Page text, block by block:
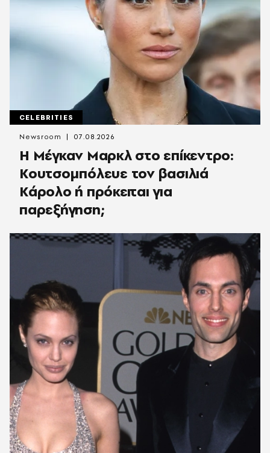
CELEBRITIES
Η Μέγκαν Μαρκλ στο επίκεντρο:
Κουτσομπόλευε τον βασιλιά
Κάρολο ή πρόκειται για
παρεξήγηση;
Newsroom 07.08.2026